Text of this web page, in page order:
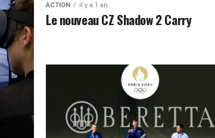
ACTION il y a 1 an
Le nouveau CZ Shadow 2 Carry